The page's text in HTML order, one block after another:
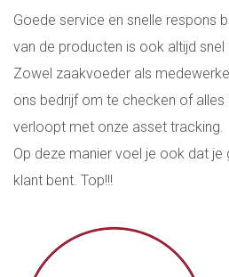
Goede service en snelle respons
van de producten is ook altijd
Zowel zaakvoeder als
ons bedrijf om te checken of
verloopt met onze asset tracking.
Op deze manier voel je ook dat je
klant bent. Top!!!